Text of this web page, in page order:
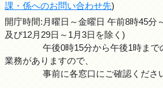
課・係へのお問い合わせ先)
開庁時間:月曜日～金曜日 午前8時45分
及び12月29日～1月3日を除く)
午後0時15分から午後1時ま
業務がありますので、
事前に各窓口にご確認くださ